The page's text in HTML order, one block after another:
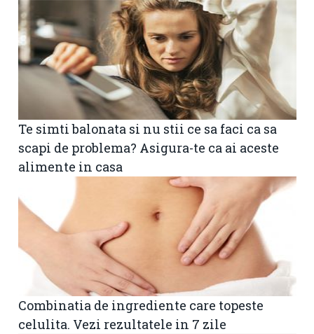
Te simti balonata si nu stii ce sa faci ca sa
scapi de problema? Asigura-te ca ai aceste
alimente in casa
Combinatia de ingrediente care topeste
celulita. Vezi rezultatele in 7 zile